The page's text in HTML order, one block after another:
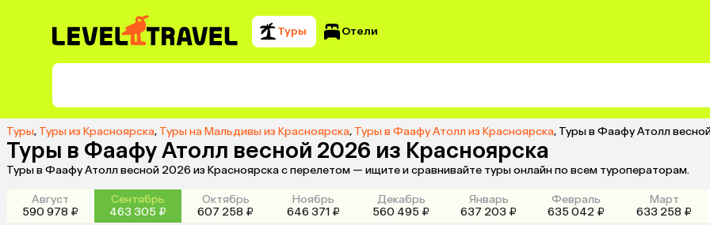
Туры Отели
Туры, Туры из Красноярска, Туры на Мальдивы из Красноярска, Туры в Фаафу Атолл из Красноярска, Туры в Фаафу Атолл
Туры в Фаафу Атолл весной 2026 из Красноярска
Туры в Фаафу Атолл весной 2026 из Красноярска с перелетом — ищите и сравнивайте туры онлайн по всем туроператорам.
Август
590 978 ₽
Сентябрь
463 305 ₽
Октябрь
607 258 ₽
Ноябрь
646 371 ₽
Декабрь
560 495 ₽
Январь
637 203 ₽
Февраль
635 042 ₽
Март
633 258 ₽